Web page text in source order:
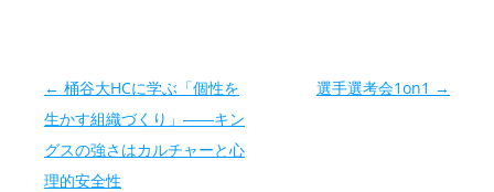
投稿ナビゲーション
← 桶谷大HCに学ぶ「個性を
生かす組織づくり」――キン
グスの強さはカルチャーと心
理的安全性
選手選考会1on1 →